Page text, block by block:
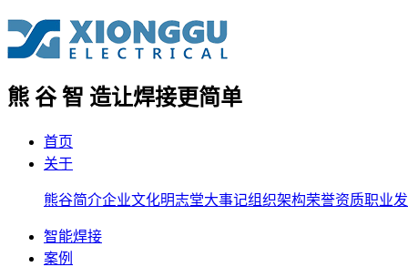
熊 谷 智 造让焊接更简单
首页
关于
熊谷简介企业文化明志堂大事记组织架构荣誉资质职业
智能焊接
案例